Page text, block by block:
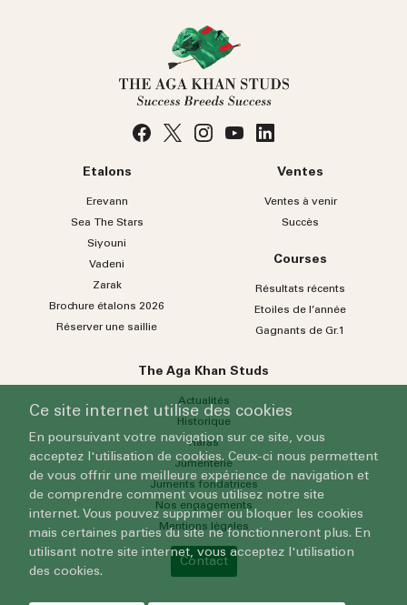
Etalons
Erevann
Sea TheStars
Siyouni
Vadeni
Zarak
Brochure étalons 2026
Réserver une saillie
Ventes
Ventes à venir
Succès
Courses
Résultats récents
Etoiles de l’année
Gagnants de Gr.1
The Aga Khan Studs
Actualités
Historique
Haras
Jumenterie
Juments fondatrices
Nos engagements
Mentions légales
Contact
Ce site internet utilise des cookies
En poursuivant votre navigation sur ce site, vous
acceptez l'utilisation de cookies. Ceux-ci nous permettent
de vous offrir une meilleure expérience de navigation et
de comprendre comment vous utilisez notre site
internet. Vous pouvez supprimer ou bloquer les cookies
mais certaines parties du site ne fonctionneront plus. En
utilisant notre site internet, vous acceptez l'utilisation
des cookies.